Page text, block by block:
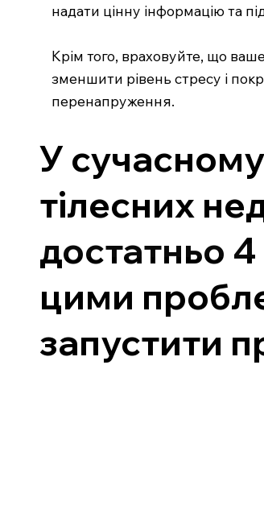
надати цінну інформацію та
Крім того, враховуйте, що
зменшити рівень стресу і
перенапруження.
У
тілесних
достатньо
цими
запустити